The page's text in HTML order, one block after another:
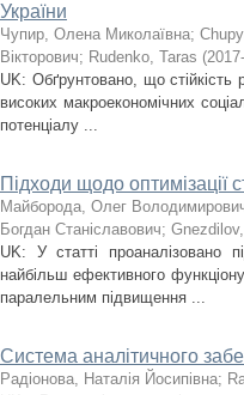
України
Чупир, Олена Миколаївна;
Вікторович; Rudenko, Taras (
UK: Обґрунтовано, що стійкість
високих макроекономічних
потенціалу ...
Підходи щодо оптимізації
Майборода, Олег
Богдан Станіславович;
UK: У статті проаналізовано
найбільш ефективного
паралельним підвищення ...
Система аналітичного
Радіонова, Наталія Йосипівна;